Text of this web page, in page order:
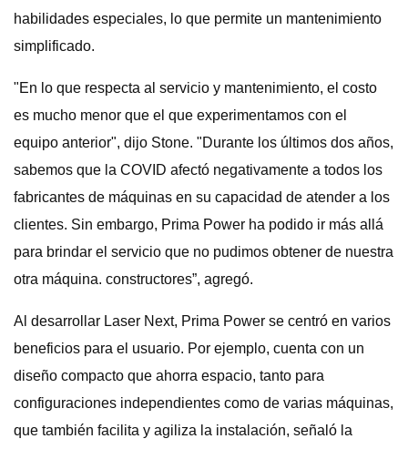
habilidades especiales, lo que permite un mantenimiento
simplificado.
"En lo que respecta al servicio y mantenimiento, el costo
es mucho menor que el que experimentamos con el
equipo anterior", dijo Stone. "Durante los últimos dos años,
sabemos que la COVID afectó negativamente a todos los
fabricantes de máquinas en su capacidad de atender a los
clientes. Sin embargo, Prima Power ha podido ir más allá
para brindar el servicio que no pudimos obtener de nuestra
otra máquina. constructores”, agregó.
Al desarrollar Laser Next, Prima Power se centró en varios
beneficios para el usuario. Por ejemplo, cuenta con un
diseño compacto que ahorra espacio, tanto para
configuraciones independientes como de varias máquinas,
que también facilita y agiliza la instalación, señaló la